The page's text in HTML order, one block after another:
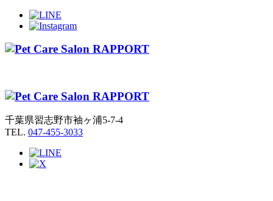
千葉県習志野市袖ヶ浦5-7-4
TEL. 047-455-3033